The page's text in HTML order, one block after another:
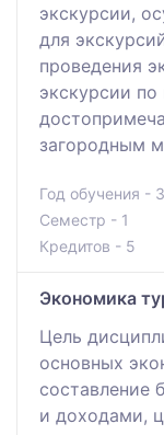
экскурсии,
для
проведения
экскурсии
загородным
Год обучения - 3
Семестр - 1
Кредитов - 5
Экономика
Цель
основных
составление
и доходами,